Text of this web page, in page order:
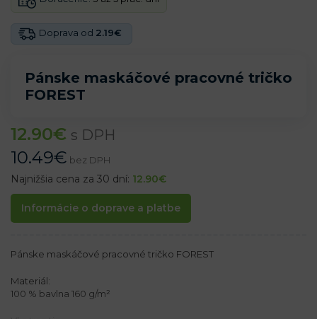
Pánske maskáčové pracovné tričko
FOREST
Doprava od 2.19€
12.90€ s DPH
10.49€ bez DPH
Najnižšia cena za 30 dní: 12.90€
Informácie o doprave a platbe
Pánske maskáčové pracovné tričko FOREST
Materiál:
100 % bavlna 160 g/m²